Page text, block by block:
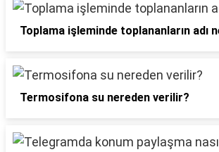
Toplama işleminde toplananların adı
Termosifona su nereden verilir?